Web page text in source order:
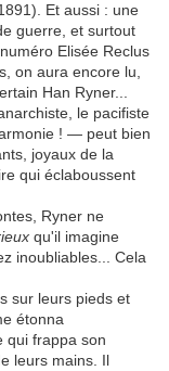
Et aussi : une
guerre, et surtout
Elisée Reclus
on aura encore lu,
Han Ryner...
le pacifiste
! — peut bien
joyaux de la
qui éclaboussent
Ryner ne
qu'il imagine
inoubliables... Cela
sur leurs pieds et
étonna
qui frappa son
leurs mains. Il